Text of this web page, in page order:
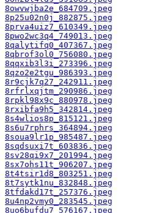
8owvwjba2e_684709.jpeg
8p25u02n0j_882875.jpeg
8prva4uiz7_610349.jpeg
8pwo2wc3q4_749013.jpeg
8qalytifq0_407367.jpeg
8qbrof3ol0_756080.jpeg
8qqxib3l3i_273396.jpeg
8qzo2e2tgu_986393.jpeg
8r9cjk7q27_242911.jpeg
8rfrlxqjtm_290986.jpeg
8rpkl98x9c_880978.jpeg
8rxibfa9h5_342814.jpeg
8s4wlios8p_815121.jpeg
8s6u7rphrs_364894.jpeg
8soua9lr1p_985487.jpeg
8sqdsuxi7t_603836.jpeg
8sv28qi9x7_201994.jpeg
8sx7ohs11t_906207.jpeg
8t4tsir1d8_803251.jpeg
8t7sytk1nu_832848.jpeg
8tfdakd17t_257376.jpeg
8u4np2vmy0_283545.jpeg
8uo6bufdu7_576167.jpeg